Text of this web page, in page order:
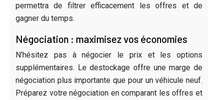
permettra de filtrer efficacement les offres et de
gagner du temps.
Négociation : maximisez vos économies
N’hésitez pas à négocier le prix et les options
supplémentaires. Le destockage offre une marge de
négociation plus importante que pour un véhicule neuf.
Préparez votre négociation en comparant les offres et